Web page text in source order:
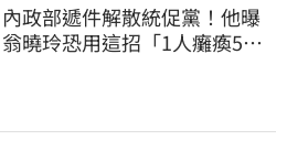
內政部遞件解散統促黨！他曝
翁曉玲恐用這招「1人癱瘓5